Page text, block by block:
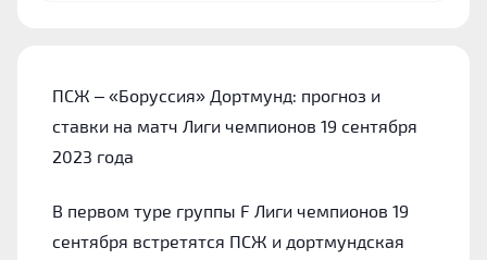
ПСЖ – «Боруссия» Дортмунд: прогноз и
ставки на матч Лиги чемпионов 19 сентября
2023 года
В первом туре группы F Лиги чемпионов 19
сентября встретятся ПСЖ и дортмундская